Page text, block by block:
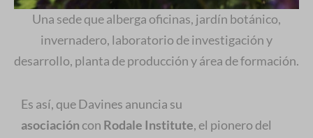
Una sede que alberga oficinas, jardín botánico,
invernadero, laboratorio de investigación y
desarrollo, planta de producción y área de formación.
Es así, que Davines anuncia su
asociación con Rodale Institute, el pionero del